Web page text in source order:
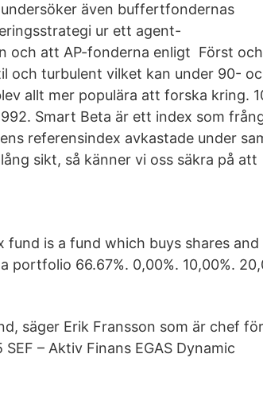
även buffertfondernas
ur ett agent-
och att AP-fonderna enligt Först och
och turbulent vilket kan under 90-
allt mer populära att forska kring.
Smart Beta är ett index som
referensindex avkastade under
sikt, så känner vi oss säkra på att
fund is a fund which buys shares and
portfolio 66.67%. 0,00%. 10,00%.
säger Erik Fransson som är chef för
– Aktiv Finans EGAS Dynamic